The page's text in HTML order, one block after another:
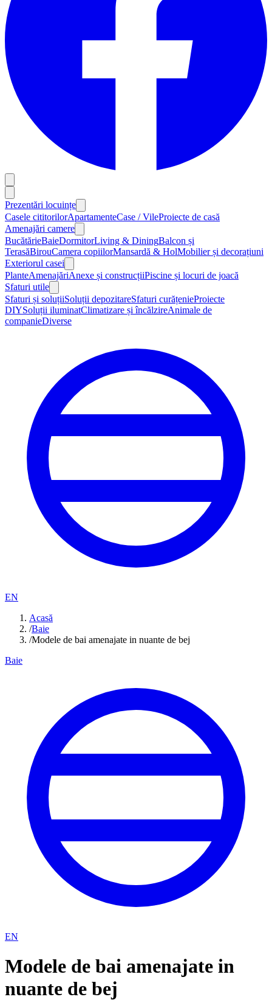
Prezentări locuințe
Casele cititorilorApartamenteCase / VileProiecte de casă
Amenajări camere
BucătărieBaieDormitorLiving & DiningBalcon și
TerasăBirouCamera copiilorMansardă & HolMobilier și decorațiuni
Exteriorul casei
PlanteAmenajăriAnexe și construcțiiPiscine și locuri de joacă
Sfaturi utile
Sfaturi și soluțiiSoluții depozitareSfaturi curățenieProiecte
DIYSoluții iluminatClimatizare și încălzireAnimale de
companieDiverse
EN
Acasă
/Baie
/Modele de bai amenajate in nuante de bej
Baie
EN
Modele de bai amenajate in
nuante de bej